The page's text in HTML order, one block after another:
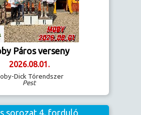
Páros verseny
2026.08.01.
Dick Tórendszer
Pest
sorozat 4. forduló